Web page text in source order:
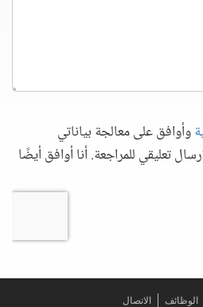
وأوافق على معالجة بياناتي
تعليقي للمراجعة. أنا أوافق أيضًا
الوظائف
الاتصال